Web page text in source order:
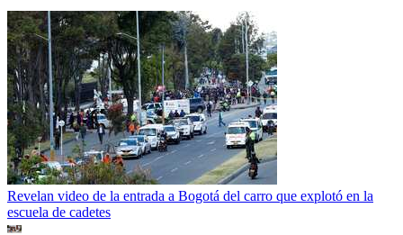
Revelan video de la entrada a Bogotá del carro que explotó en la
escuela de cadetes